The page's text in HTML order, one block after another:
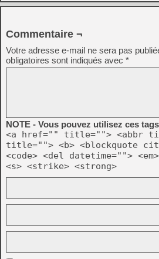
Commentaire ¬
Votre adresse e-mail ne sera pas
obligatoires sont indiqués avec *
NOTE - Vous pouvez utilisez ces
<a href="" title=""> <abbr
title=""> <b> <blockquote
<code> <del datetime="">
<s> <strike> <strong>